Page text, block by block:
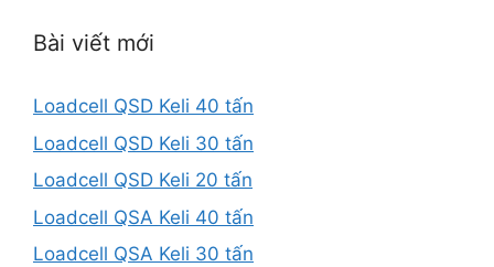
Bài viết mới
Loadcell QSD Keli 40 tấn
Loadcell QSD Keli 30 tấn
Loadcell QSD Keli 20 tấn
Loadcell QSA Keli 40 tấn
Loadcell QSA Keli 30 tấn